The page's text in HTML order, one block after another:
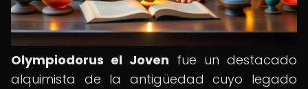
Olympiodorus el Joven fue un destacado
alquimista de la antigüedad cuyo legado